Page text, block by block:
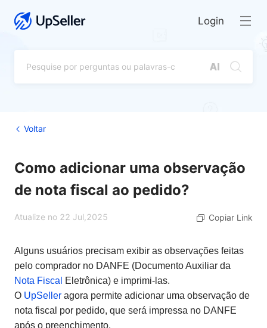
Login
Voltar
Como adicionar uma observação
de nota fiscal ao pedido?
Atualize no 22 Jul,2025 Copiar Link
Alguns usuários precisam exibir as observações feitas
pelo comprador no DANFE (Documento Auxiliar da
Nota Fiscal
Eletrônica) e imprimi-las.
O UpSeller agora permite adicionar uma observação de
nota fiscal por pedido, que será impressa no DANFE
após o preenchimento.